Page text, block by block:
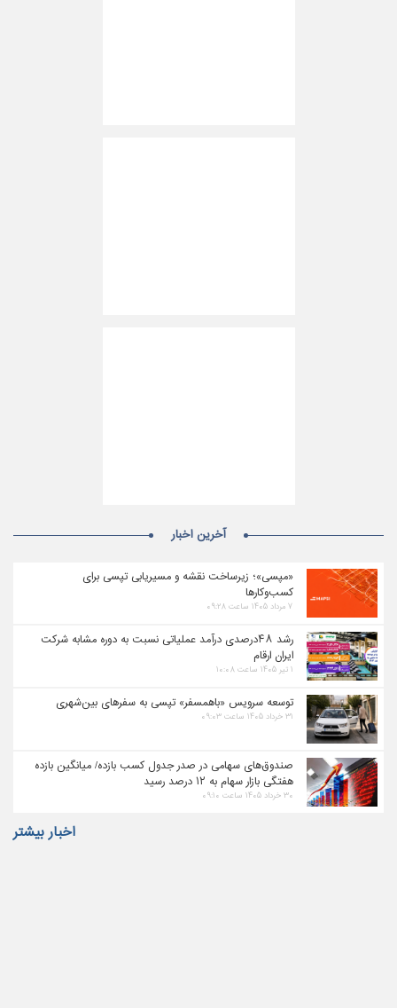
آخرین اخبار
«مپسی»؛ زیرساخت نقشه و مسیریابی تپسی برای
کسب‌وکارها
۷ مرداد ۱۴۰۵ ساعت ۰۹:۲۸
رشد ۴۸درصدی درآمد عملیاتی نسبت به دوره مشابه شرکت
ایران ارقام
۱ تیر ۱۴۰۵ ساعت ۱۰:۰۸
توسعه سرویس «باهمسفر» تپسی به سفرهای بین‌شهری
۳۱ خرداد ۱۴۰۵ ساعت ۰۹:۰۳
صندوق‌های سهامی در صدر جدول کسب بازده/ میانگین بازده
هفتگی بازار سهام به ۱۲ درصد رسید
۳۰ خرداد ۱۴۰۵ ساعت ۰۹:۱۰
اخبار بیشتر